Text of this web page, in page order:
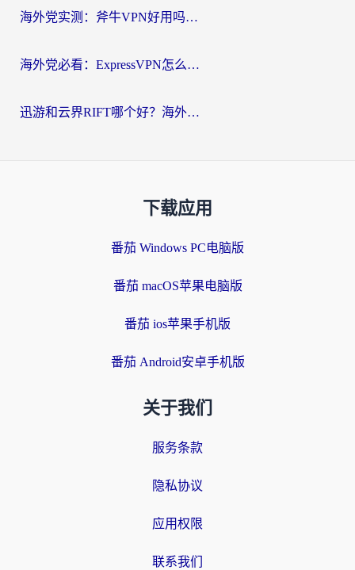
海外党实测：斧牛VPN好用吗？和快喵VPN对比哪个回国效果更好？附3款热门加速器深度分析
海外党必看：ExpressVPN怎么样？3步选对回国加速器，无缝刷国内剧玩手游
迅游和云界RIFT哪个好？海外党亲测3款回国加速器，教你无缝刷国内剧玩游戏
下载应用
番茄 Windows PC电脑版
番茄 macOS苹果电脑版
番茄 ios苹果手机版
番茄 Android安卓手机版
关于我们
服务条款
隐私协议
应用权限
联系我们